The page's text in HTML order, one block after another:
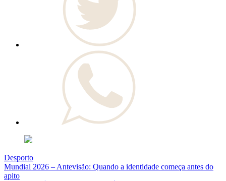
Desporto
Mundial 2026 – Antevisão: Quando a identidade começa antes do
apito